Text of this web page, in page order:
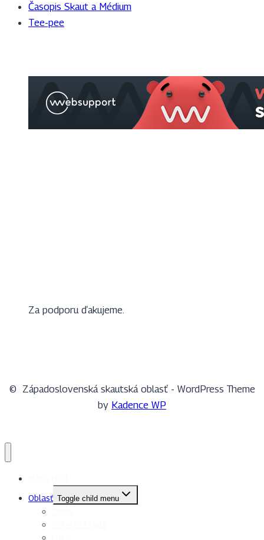
Časopis Skaut a Médium
Tee-pee
Za podporu ďakujeme.
© Západoslovenská skautská oblasť - WordPress Theme
by Kadence WP
Oblasť Toggle child menu